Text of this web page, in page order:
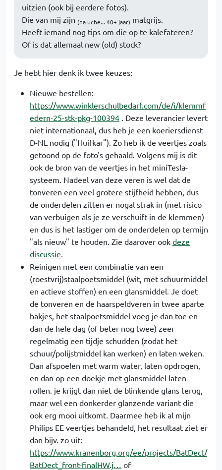
uitzien (ook bij eerdere fotos).
Die van mij zijn (na uche... 40+ jaar) matgrijs.
Heeft iemand nog tips om die op te kalefateren?
Of is dat allemaal new (old) stock?
Je hebt hier denk ik twee keuzes:
Nieuwe bestellen:
https://www.winklerschulbedarf.com/de/i/klemmf
edern-25-stk-pkg-100394 . Deze leverancier levert
niet internationaal, dus heb je een koeriersdienst
D-NL nodig ("Huifkar"). Zo heb ik de veertjes zoals
getoond op de foto's gehaald. Volgens mij is dit
ook de bron van de veertjes in het miniTesla-
systeem. Nadeel van deze veren is wel dat de
tonveren een veel grotere stijfheid hebben, dus
de onderdelen zitten er nogal strak in (met risico
van verbuigen als je ze verschuift in de klemmen)
en dus is het lastiger om de onderdelen op termijn
"als nieuw" te houden. Zie daarover ook deze
discussie
Reinigen met een combinatie van een
(roestvrij)staalpoetsmiddel (wit, met schuurmiddel
en actieve stoffen) en een glansmiddel. Je doet
de tonveren en de haarspeldveren in twee aparte
bakjes, het staalpoetsmiddel voeg je dan toe en
dan de hele dag (of beter nog twee) zeer
regelmatig een tijdje schudden (zodat het
schuur/polijstmiddel kan werken) en laten weken.
Dan afspoelen met warm water, laten opdrogen,
en dan op een doekje met glansmiddel laten
rollen. je krijgt dan niet de blinkende glans terug,
maar wel een donkerder glanzende variant die
ook erg mooi uitkomt. Daarmee heb ik al mijn
Philips EE veertjes behandeld, het resultaat ziet er
dan bijv. zo uit:
https://www.kranenborg.org/ee/projects/BatDect/
BatDect_front-finalHW.j…
of